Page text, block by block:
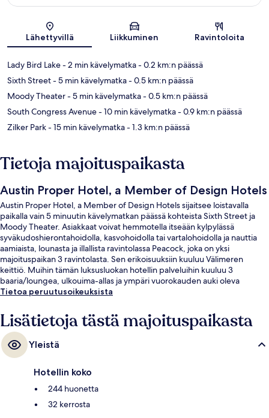
Kartta
Lähettyvillä Liikkuminen Ravintoloita
Lady Bird Lake- 2 min kävelymatka- 0.2 km:n päässä
Sixth Street- 5 min kävelymatka- 0.5 km:n päässä
Moody Theater- 5 min kävelymatka- 0.5 km:n päässä
South Congress Avenue- 10 min kävelymatka- 0.9 km:n päässä
Zilker Park- 15 min kävelymatka- 1.3 km:n päässä
Tietoja majoituspaikasta
Austin Proper Hotel, a Member of Design Hotels
Austin Proper Hotel, a Member of Design Hotels sijaitsee loistavalla
paikalla vain 5 minuutin kävelymatkan päässä kohteista Sixth Street ja
Moody Theater. Asiakkaat voivat hemmotella itseään kylpylässä
syväkudoshierontahoidolla, kasvohoidolla tai vartalohoidolla ja nauttia
aamiaista, lounasta ja illallista ravintolassa Peacock, joka on yksi
majoituspaikan 3 ravintolasta. Sen erikoisuuksiin kuuluu Välimeren
keittiö. Muihin tämän luksusluokan hotellin palveluihin kuuluu 3
baaria/loungea, ulkouima-allas ja ympäri vuorokauden auki oleva
kuntokeskus. Majoituspaikka sijaitsee lyhyen kävelymatkan päässä
14 minuutin kävelymatkan päässä.
Tietoa peruutusoikeuksista
Lisätietoja tästä majoituspaikasta
Yleistä
Hotellin koko
244 huonetta
32 kerrosta